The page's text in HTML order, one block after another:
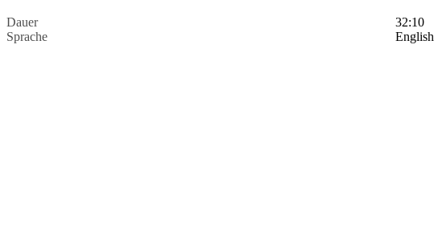
Dauer
32:10
Sprache
English